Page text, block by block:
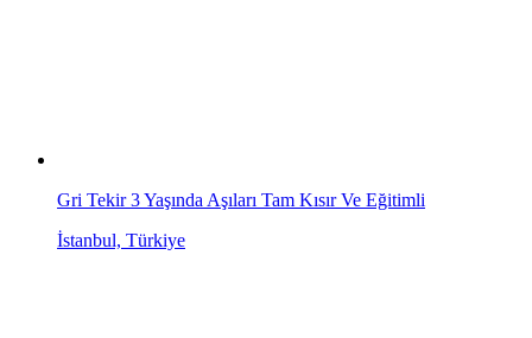
Gri Tekir 3 Yaşında Aşıları Tam Kısır Ve Eğitimli
İstanbul, Türkiye